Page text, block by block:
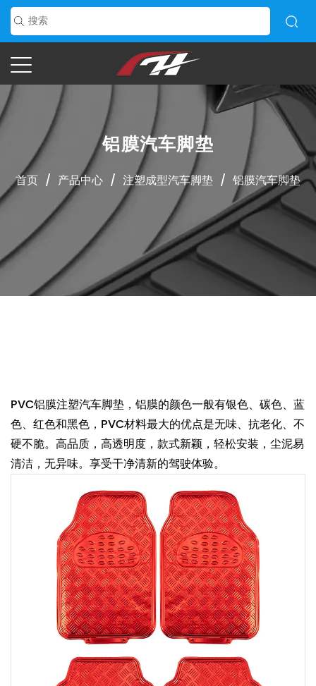
铝膜汽车脚垫
首页 / 产品中心 / 注塑成型汽车脚垫 / 铝膜汽车脚垫
PVC铝膜注塑汽车脚垫，铝膜的颜色一般有银色、碳色、蓝
色、红色和黑色，PVC材料最大的优点是无味、抗老化、不
硬不脆。高品质，高透明度，款式新颖，轻松安装，尘泥易
清洁，无异味。享受干净清新的驾驶体验。